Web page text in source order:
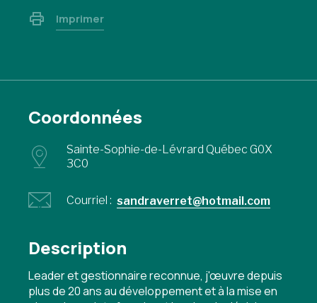
Imprimer
Coordonnées
Sainte-Sophie-de-Lévrard Québec G0X
3C0
Courriel : sandraverret@hotmail.com
Description
Leader et gestionnaire reconnue, j'œuvre depuis
plus de 20 ans au développement et à la mise en